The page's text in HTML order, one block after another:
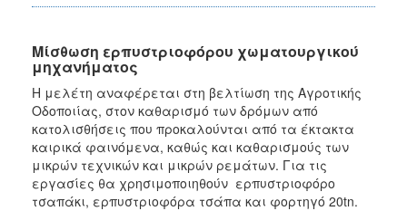
Μίσθωση ερπυστριοφόρου χωματουργικού
μηχανήματος
Η μελέτη αναφέρεται στη βελτίωση της Αγροτικής
Οδοποιίας, στον καθαρισμό των δρόμων από
κατολισθήσεις που προκαλούνται από τα έκτακτα
καιρικά φαινόμενα, καθώς και καθαρισμούς των
μικρών τεχνικών και μικρών ρεμάτων. Για τις
εργασίες θα χρησιμοποιηθούν ερπυστριοφόρο
τσαπάκι, ερπυστριοφόρα τσάπα και φορτηγό 20tn.